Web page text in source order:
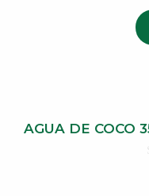
AGUA DE COCO